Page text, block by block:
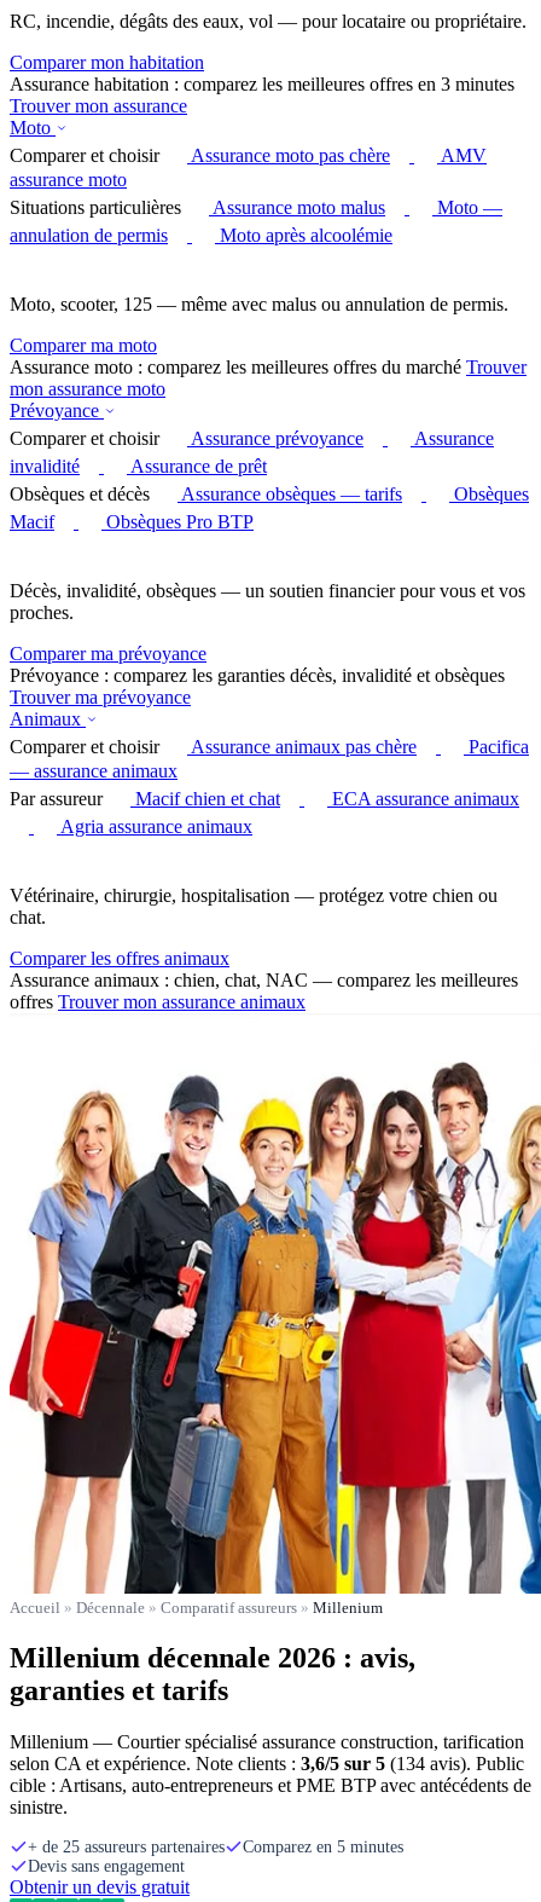
RC, incendie, dégâts des eaux, vol — pour locataire ou propriétaire.
Comparer mon habitation
Assurance habitation : comparez les meilleures offres en 3 minutes
Trouver mon assurance
Moto
Comparer et choisir
Assurance moto pas chère
AMV
assurance moto
Situations particulières
Assurance moto malus
Moto —
annulation de permis
Moto après alcoolémie
Moto, scooter, 125 — même avec malus ou annulation de permis.
Comparer ma moto
Assurance moto : comparez les meilleures offres du marché Trouver
mon assurance moto
Prévoyance
Comparer et choisir
Assurance prévoyance
Assurance
invalidité
Assurance de prêt
Obsèques et décès
Assurance obsèques — tarifs
Obsèques
Macif
Obsèques Pro BTP
Décès, invalidité, obsèques — un soutien financier pour vous et vos
proches.
Comparer ma prévoyance
Prévoyance : comparez les garanties décès, invalidité et obsèques
Trouver ma prévoyance
Animaux
Comparer et choisir
Assurance animaux pas chère
Pacifica
— assurance animaux
Par assureur
Macif chien et chat
ECA assurance animaux
Agria assurance animaux
Vétérinaire, chirurgie, hospitalisation — protégez votre chien ou
chat.
Comparer les offres animaux
Assurance animaux : chien, chat, NAC — comparez les meilleures
offres Trouver mon assurance animaux
Accueil » Décennale » Comparatif assureurs » Millenium
Millenium décennale 2026 : avis,
garanties et tarifs
Millenium — Courtier spécialisé assurance construction, tarification
selon CA et expérience. Note clients : 3,6/5 sur 5 (134 avis). Public
cible : Artisans, auto-entrepreneurs et PME BTP avec antécédents de
sinistre.
+ de 25 assureurs partenaires
Comparez en 5 minutes
Devis sans engagement
Obtenir un devis gratuit